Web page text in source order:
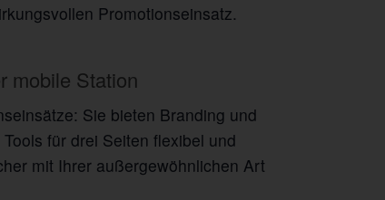
Promotionseinsatz.
mobile Station
Sie bieten Branding und
für drei Seiten flexibel und
mit Ihrer außergewöhnlichen Art